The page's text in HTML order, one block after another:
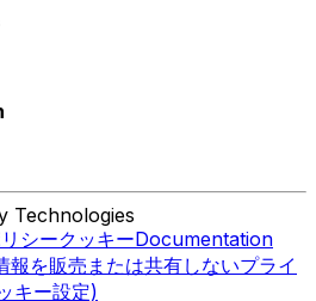
Technologies
シークッキーDocumentation
報を販売または共有しないプライ
キー設定)